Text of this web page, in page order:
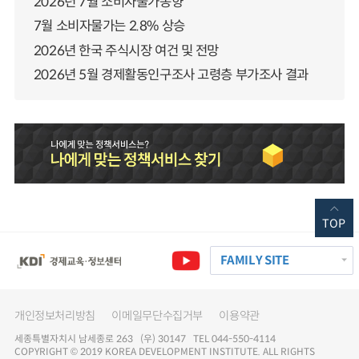
7월 소비자물가는 2.8% 상승
2026년 한국 주식시장 여건 및 전망
2026년 5월 경제활동인구조사 고령층 부가조사 결과
FAMILY SITE
개인정보처리방침 이메일무단수집거부 이용약관
세종특별자치시 남세종로 263 (우) 30147 TEL 044-550-4114
COPYRIGHT © 2019 KOREA DEVELOPMENT INSTITUTE. ALL RIGHTS
TOP